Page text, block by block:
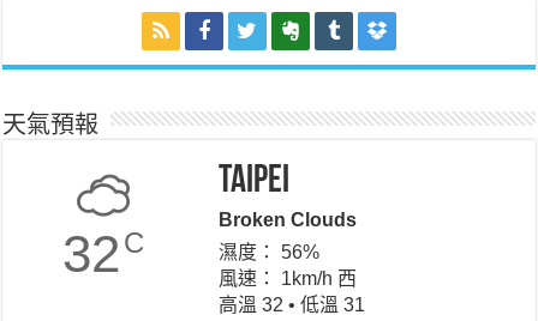
天氣預報
32C
Taipei
Broken Clouds
濕度： 56%
風速： 1km/h 西
高溫 32 • 低溫 31